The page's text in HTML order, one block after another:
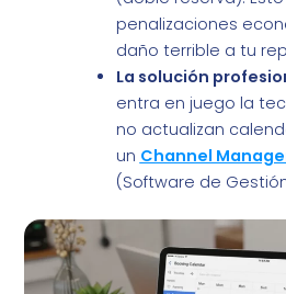
penalizaciones
daño terrible a tu
La solución
entra en juego la
no actualizan
un Channel
(Software de